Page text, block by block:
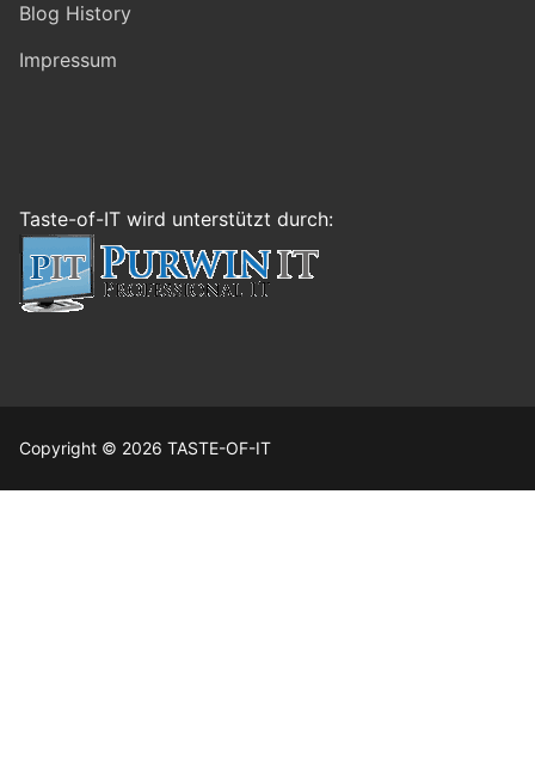
Blog History
Impressum
Taste-of-IT wird unterstützt durch:
Copyright © 2026 TASTE-OF-IT